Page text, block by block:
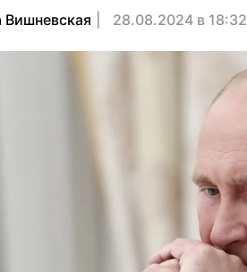
Вишневская 28.08.2024 в 18:32